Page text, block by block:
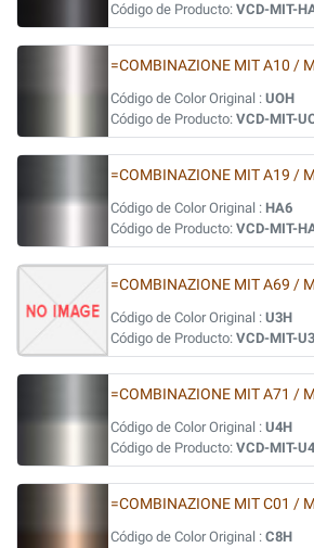
Código de Producto: VCD-MIT-
=COMBINAZIONE MIT A10 /
Código de Color Original : UOH
Código de Producto: VCD-MIT-
=COMBINAZIONE MIT A19 /
Código de Color Original : HA6
Código de Producto: VCD-MIT-
=COMBINAZIONE MIT A69 /
Código de Color Original : U3H
Código de Producto: VCD-MIT-
=COMBINAZIONE MIT A71 /
Código de Color Original : U4H
Código de Producto: VCD-MIT-
=COMBINAZIONE MIT C01 /
Código de Color Original : C8H